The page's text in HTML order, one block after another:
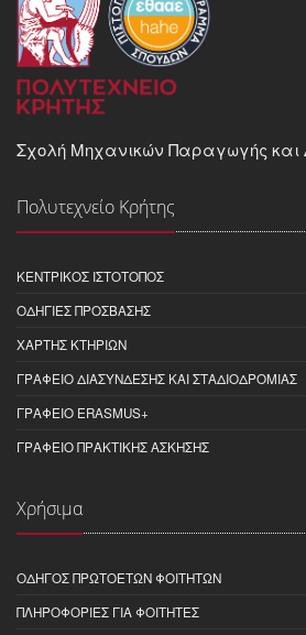
Σχολή Μηχανικών Παραγωγής και
Πολυτεχνείο Κρήτης
ΚΕΝΤΡΙΚΌΣ ΙΣΤΌΤΟΠΟΣ
ΟΔΗΓΊΕΣ ΠΡΌΣΒΑΣΗΣ
ΧΆΡΤΗΣ ΚΤΗΡΊΩΝ
ΓΡΑΦΕΊΟ ΔΙΑΣΎΝΔΕΣΗΣ ΚΑΙ ΣΤΑΔΙΟΔΡΟΜΊΑΣ
ΓΡΑΦΕΊΟ ERASMUS+
ΓΡΑΦΕΊΟ ΠΡΑΚΤΙΚΉΣ ΆΣΚΗΣΗΣ
Χρήσιμα
ΟΔΗΓΌΣ ΠΡΩΤΟΕΤΏΝ ΦΟΙΤΗΤΏΝ
ΠΛΗΡΟΦΟΡΊΕΣ ΓΙΑ ΦΟΙΤΗΤΈΣ